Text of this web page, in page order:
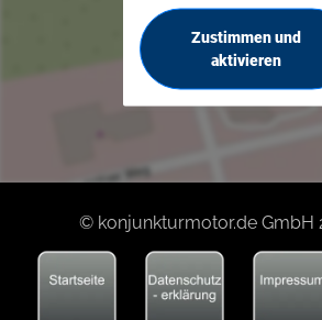
Zustimmen und
aktivieren
© konjunkturmotor.de GmbH